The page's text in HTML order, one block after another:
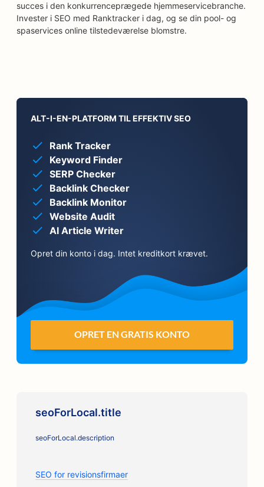
succes i den konkurrenceprægede hjemmeservicebranche.
Invester i SEO med Ranktracker i dag, og se din pool- og
spaservices online tilstedeværelse blomstre.
ALT-I-EN-PLATFORM TIL EFFEKTIV SEO
Rank Tracker
Keyword Finder
SERP Checker
Backlink Checker
Backlink Monitor
Website Audit
AI Article Writer
Opret din konto i dag. Intet kreditkort krævet.
OPRET EN GRATIS KONTO
seoForLocal.title
seoForLocal.description
SEO for revisionsfirmaer